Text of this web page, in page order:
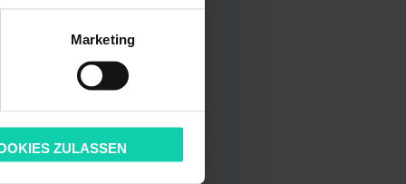
Marketing
ZULASSEN
Informationen
Server
Daten, die für uns